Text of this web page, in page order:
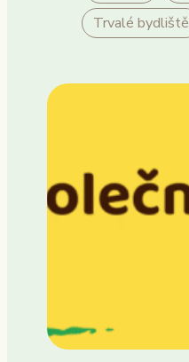
Trvalé bydliště